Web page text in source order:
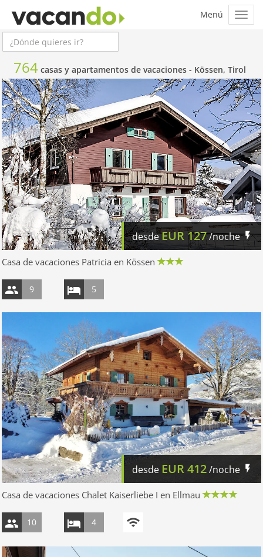
764 casas y apartamentos de vacaciones - Kössen, Tirol
desdeEUR127/noche
Casa de vacaciones Patricia en Kössen
9 5
desde EUR412/noche
Casa de vacaciones Chalet Kaiserliebe I en Ellmau
10 4